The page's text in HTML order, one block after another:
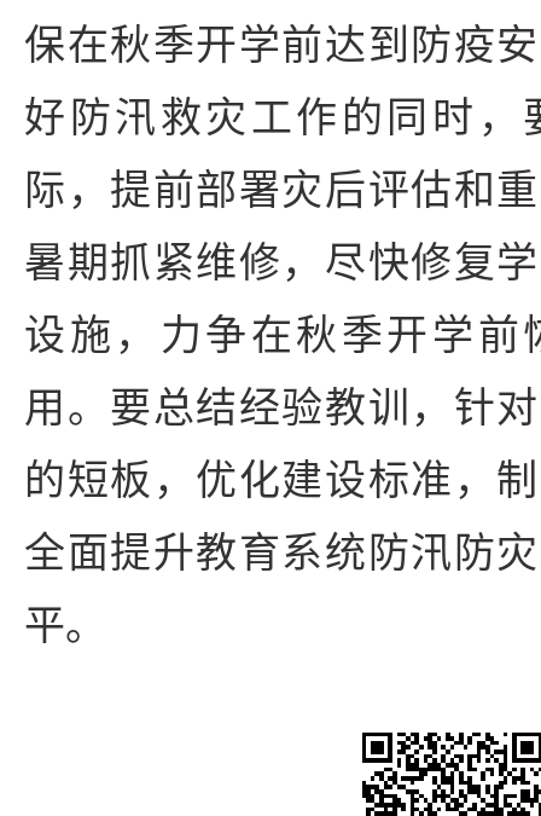
保在秋季开学前达到防疫
好防汛救灾工作的同时，
际，提前部署灾后评估和
暑期抓紧维修，尽快修复
设施，力争在秋季开学前
用。要总结经验教训，针
的短板，优化建设标准，
全面提升教育系统防汛防
平。